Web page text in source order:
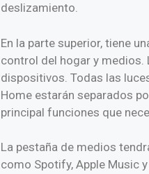
deslizamiento.
En la parte superior, tiene
control del hogar y
dispositivos. Todas las
Home estarán separados
principal funciones que
La pestaña de medios
como Spotify, Apple Music